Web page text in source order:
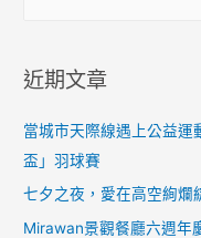
近期文章
當城市天際線遇上公益運
盃」羽球賽
七夕之夜，愛在高空絢爛
Mirawan景觀餐廳六週年